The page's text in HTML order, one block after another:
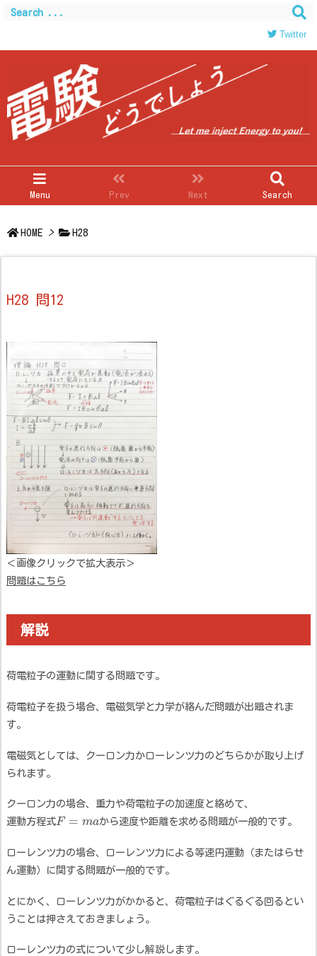
Menu Prev Next Search
Twitter
HOME > H28
H28 問12
＜画像クリックで拡大表示＞
問題はこちら
解説
荷電粒子の運動に関する問題です。
荷電粒子を扱う場合、電磁気学と力学が絡んだ問題が出題されま
す。
電磁気としては、クーロン力かローレンツ力のどちらかが取り上げ
られます。
クーロン力の場合、重力や荷電粒子の加速度と絡めて、
運動方程式F = maから速度や距離を求める問題が一般的です。
ローレンツ力の場合、ローレンツ力による等速円運動（またはらせ
ん運動）に関する問題が一般的です。
とにかく、ローレンツ力がかかると、荷電粒子はぐるぐる回るとい
うことは押さえておきましょう。
ローレンツ力の式について少し解説します。